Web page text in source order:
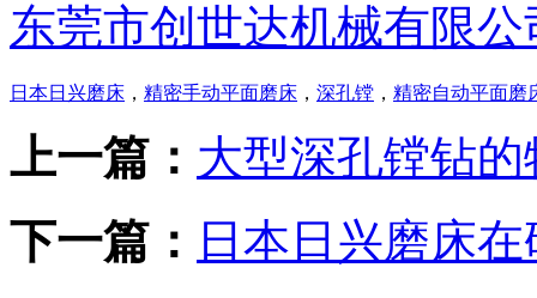
东莞市创世达机械有限公
日本日兴磨床 ， 精密手动平面磨床 ， 深孔镗 ， 精密自动平面磨
上一篇： 大型深孔镗钻的
下一篇： 日本日兴磨床